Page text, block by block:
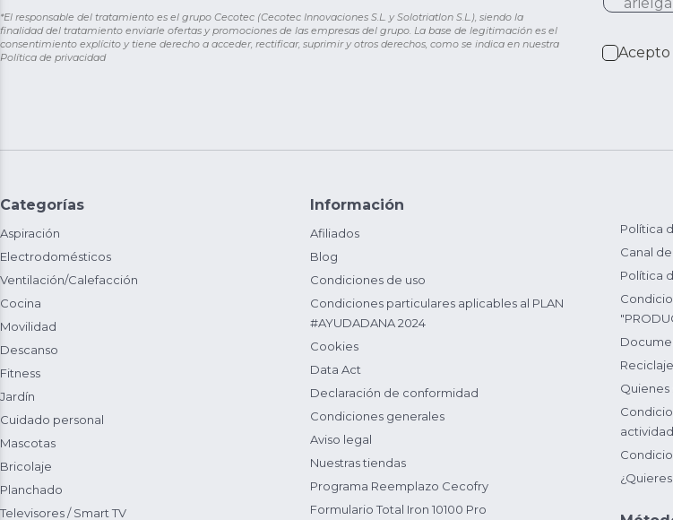
*El responsable del tratamiento es el grupo Cecotec (Cecotec Innovaciones S.L. y Solotriatlon S.L.), siendo la
finalidad del tratamiento enviarle ofertas y promociones de las empresas del grupo. La base de legitimación es el
consentimiento explícito y tiene derecho a acceder, rectificar, suprimir y otros derechos, como se indica en nuestra
Política de privacidad
Acepto
Categorías
Aspiración
Electrodomésticos
Ventilación/Calefacción
Cocina
Movilidad
Descanso
Fitness
Jardín
Cuidado personal
Mascotas
Bricolaje
Planchado
Televisores / Smart TV
Información
Afiliados
Blog
Condiciones de uso
Condiciones particulares aplicables al PLAN
#AYUDADANA 2024
Cookies
Data Act
Declaración de conformidad
Condiciones generales
Aviso legal
Nuestras tiendas
Programa Reemplazo Cecofry
Formulario Total Iron 10100 Pro
Política
Canal
Política
Reciclaje
Quienes